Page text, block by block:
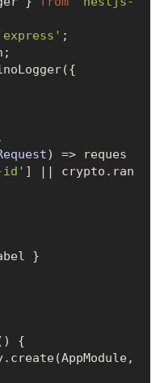
'express'
) => reques
id' ] || crypto.ran
}
) {